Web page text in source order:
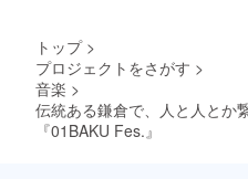
トップ >
プロジェクトをさがす >
音楽 >
伝統ある鎌倉で、人と人とか
『01BAKU Fes.』